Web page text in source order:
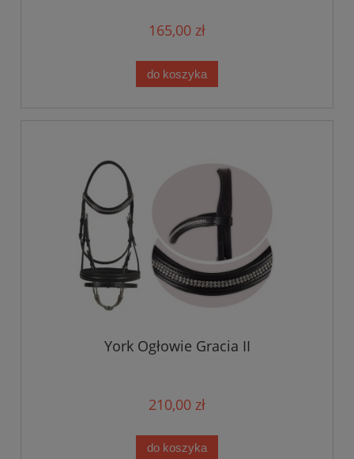
165,00 zł
do koszyka
York Ogłowie Gracia II
210,00 zł
do koszyka